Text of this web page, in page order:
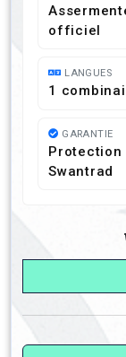
officiel
LANGUES
1
GARANTIE
Protection
Swantrad